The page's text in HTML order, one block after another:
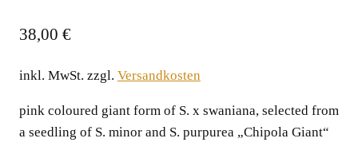
38,00 €
inkl. MwSt. zzgl. Versandkosten
pink coloured giant form of S. x swaniana, selected from
a seedling of S. minor and S. purpurea „Chipola Giant“